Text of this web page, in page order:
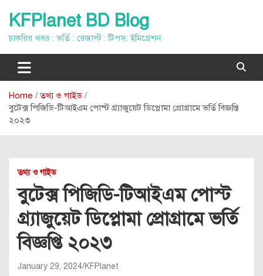
content
KFPlanet BD Blog
চাকরির খবর : ভর্তি : রেজাল্ট : টিপস: ইমিগ্রেশন
Home
তথ্য ও গাইড
বুটেক্স পিজিডি-টিআইএম পোস্ট গ্র্যাজুয়েট ডিপ্লোমা প্রোগ্রামে ভর্তি বিজ্ঞপ্তি
২০২৩
তথ্য ও গাইড
বুটেক্স পিজিডি-টিআইএম পোস্ট
গ্র্যাজুয়েট ডিপ্লোমা প্রোগ্রামে ভর্তি
বিজ্ঞপ্তি ২০২৩
January 29, 2024 KFPlanet